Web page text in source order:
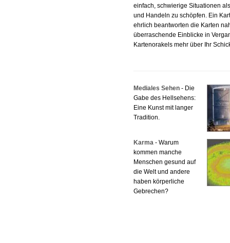
einfach, schwierige Situationen
und Handeln zu schöpfen. Ein
ehrlich beantworten die Karten
überraschende Einblicke in
Kartenorakels mehr über Ihr
Mediales Sehen - Die
Gabe des Hellsehens:
Eine Kunst mit langer
Tradition.
Karma - Warum
kommen manche
Menschen gesund auf
die Welt und andere
haben körperliche
Gebrechen?